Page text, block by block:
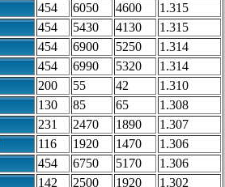
454 6050 4600 1.315
454 5430 4130 1.315
454 6900 5250 1.314
454 6990 5320 1.314
200 55 42 1.310
130 85 65 1.308
231 2470 1890 1.307
116 1920 1470 1.306
454 6750 5170 1.306
142 2500 1920 1.302